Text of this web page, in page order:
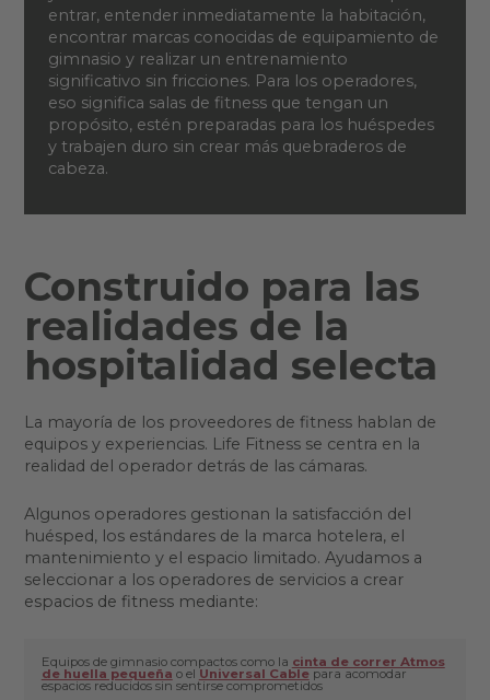
entrar, entender inmediatamente la habitación,
encontrar marcas conocidas de equipamiento de
gimnasio y realizar un entrenamiento
significativo sin fricciones. Para los operadores,
eso significa salas de fitness que tengan un
propósito, estén preparadas para los huéspedes
y trabajen duro sin crear más quebraderos de
cabeza.
Construido para las
realidades de la
hospitalidad selecta
La mayoría de los proveedores de fitness hablan de
equipos y experiencias. Life Fitness se centra en la
realidad del operador detrás de las cámaras.
Algunos operadores gestionan la satisfacción del
huésped, los estándares de la marca hotelera, el
mantenimiento y el espacio limitado. Ayudamos a
seleccionar a los operadores de servicios a crear
espacios de fitness mediante:
Equipos de gimnasio compactos como la cinta de correr Atmos
de huella pequeña o el Universal Cablepara acomodar
espacios reducidos sin sentirse comprometidos